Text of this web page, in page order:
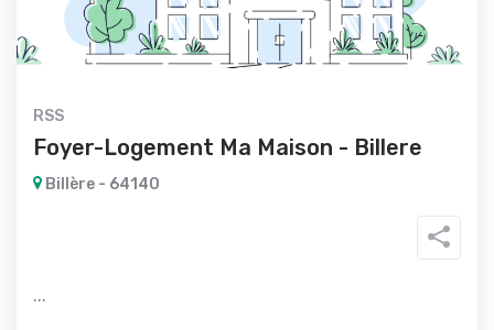
RSS
Foyer-Logement Ma Maison - Billere
Billère - 64140
...